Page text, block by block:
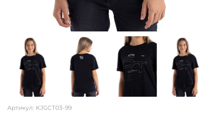
Артикул: KJGCT03-99